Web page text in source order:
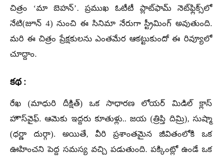
చిత్రం ‘మా బెహన్’. ప్రముఖ ఓటీటీ ప్లాట్‌ఫామ్ నెట్‌ఫ్లిక్స్‌లో
నేటి(జూన్ 4) నుంచి ఈ సినిమా నేరుగా స్ట్రీమింగ్ అవుతుంది.
మరి ఈ చిత్రం ప్రేక్షకులను ఎంతమేర ఆకట్టుకుందో ఈ రివ్యూలో
చూద్దాం.
కథ :
రేఖ (మాధురి దీక్షిత్) ఒక సాధారణ లోయర్ మిడిల్ క్లాస్
హౌస్‌వైఫ్. ఆమెకు ఇద్దరు కూతుళ్లు.. జయ (త్రిప్తి దిమ్రి), సుష్మా
(ధర్ణా దుర్గా). అయితే, వీరి ప్రశాంతమైన జీవితంలోకి ఒక
ఊహించని పెద్ద సమస్య వచ్చి పడుతుంది. పక్కింట్లో ఉండే ఒక